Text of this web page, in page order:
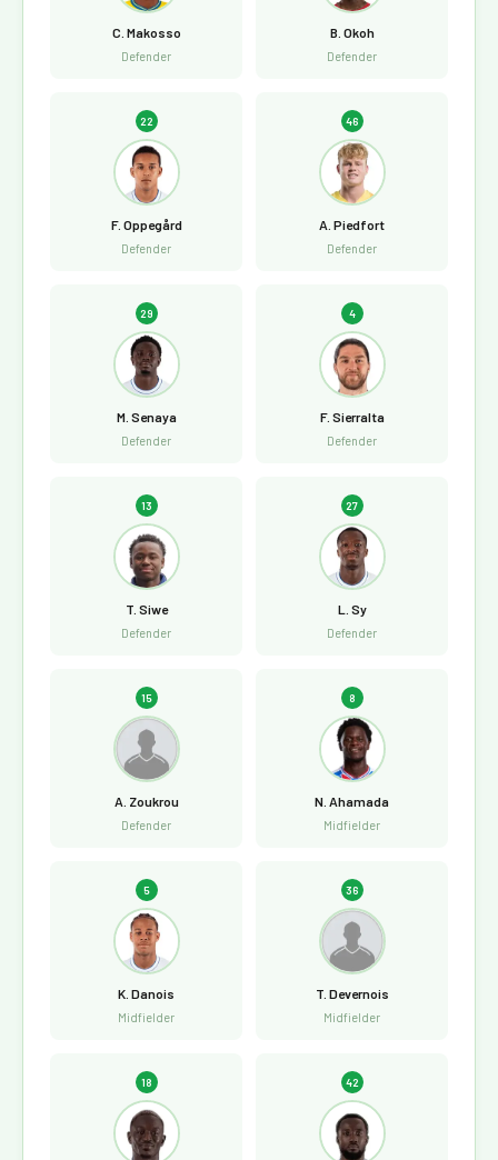
C. Makosso
Defender
B. Okoh
Defender
22
F. Oppegård
Defender
46
A. Piedfort
Defender
29
M. Senaya
Defender
4
F. Sierralta
Defender
13
T. Siwe
Defender
27
L. Sy
Defender
15
A. Zoukrou
Defender
8
N. Ahamada
Midfielder
5
K. Danois
Midfielder
36
T. Devernois
Midfielder
18 42